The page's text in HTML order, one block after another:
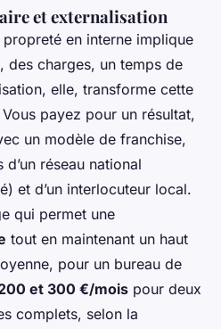
et externalisation
en interne implique
des charges, un temps de
elle, transforme cette
payez pour un résultat,
un modèle de franchise,
réseau national
et d’un interlocuteur local.
qui permet une
tout en maintenant un haut
pour un bureau de
et 300 €/mois pour deux
complets, selon la